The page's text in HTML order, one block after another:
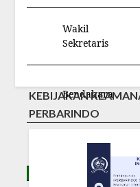
Wakil
Sekretaris
Bendahara
KEBIJAKAN
PERBARINDO